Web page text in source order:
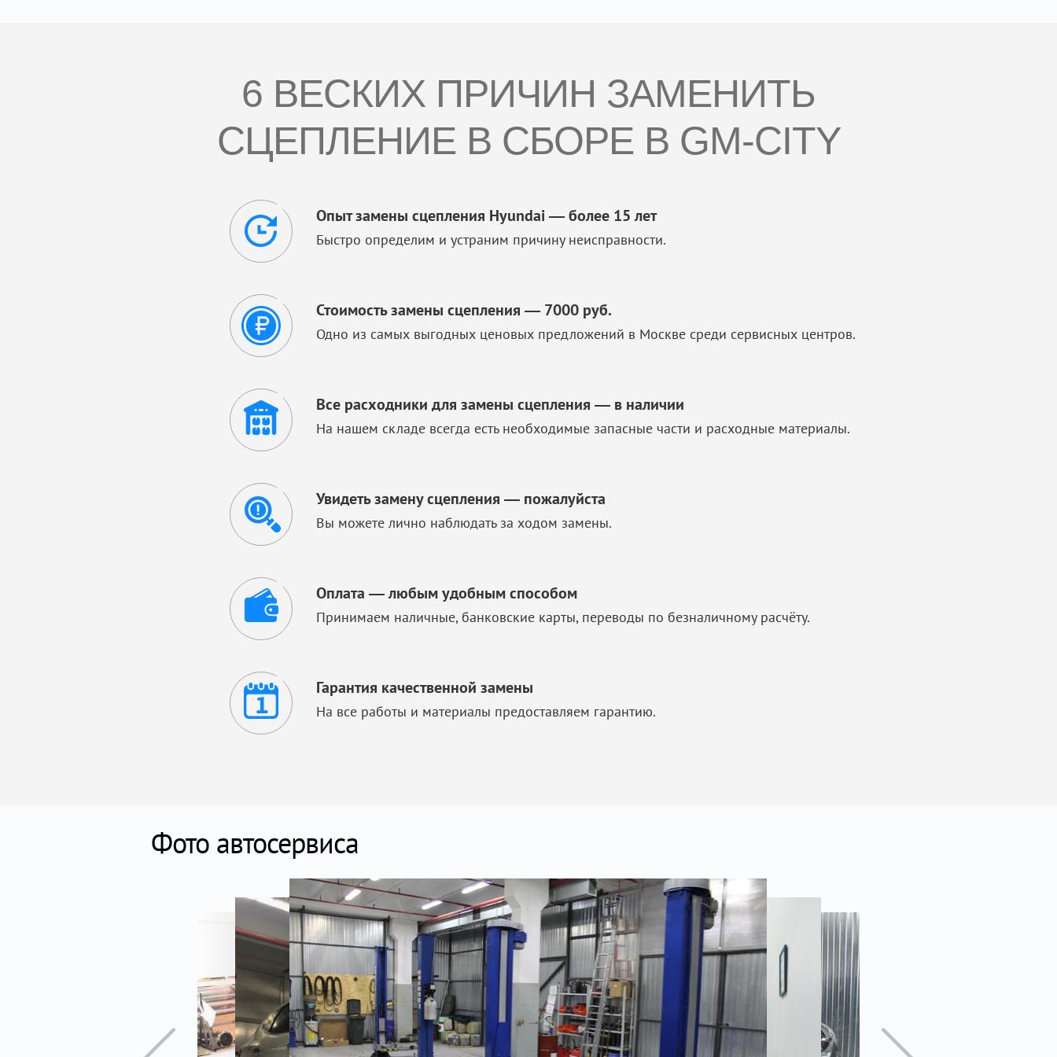
6 ВЕСКИХ ПРИЧИН ЗАМЕНИТЬ
СЦЕПЛЕНИЕ В СБОРЕ В GM-CITY
Опыт замены сцепления Hyundai — более 15 лет
Быстро определим и устраним причину неисправности.
Стоимость замены сцепления — 7000 руб.
Одно из самых выгодных ценовых предложений в Москве среди сервисных центров.
Все расходники для замены сцепления — в наличии
На нашем складе всегда есть необходимые запасные части и расходные материалы.
Увидеть замену сцепления — пожалуйста
Вы можете лично наблюдать за ходом замены.
Оплата — любым удобным способом
Принимаем наличные, банковские карты, переводы по безналичному расчёту.
Гарантия качественной замены
На все работы и материалы предоставляем гарантию.
Фото автосервиса